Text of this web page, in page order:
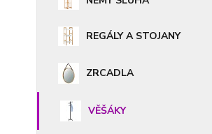
REGÁLY A STOJANY
ZRCADLA
VĚŠÁKY